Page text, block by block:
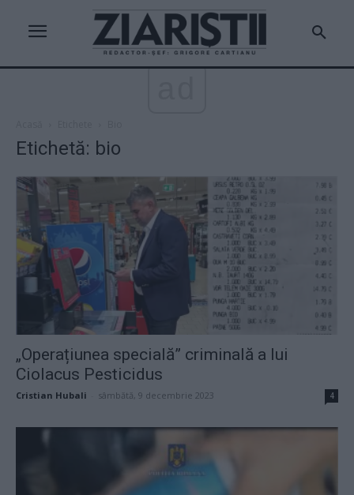
Etichetă: bio
„Operațiunea specială” criminală a lui
Ciolacus Pesticidus
Cristian Hubali sâmbătă, 9 decembrie 2023 4